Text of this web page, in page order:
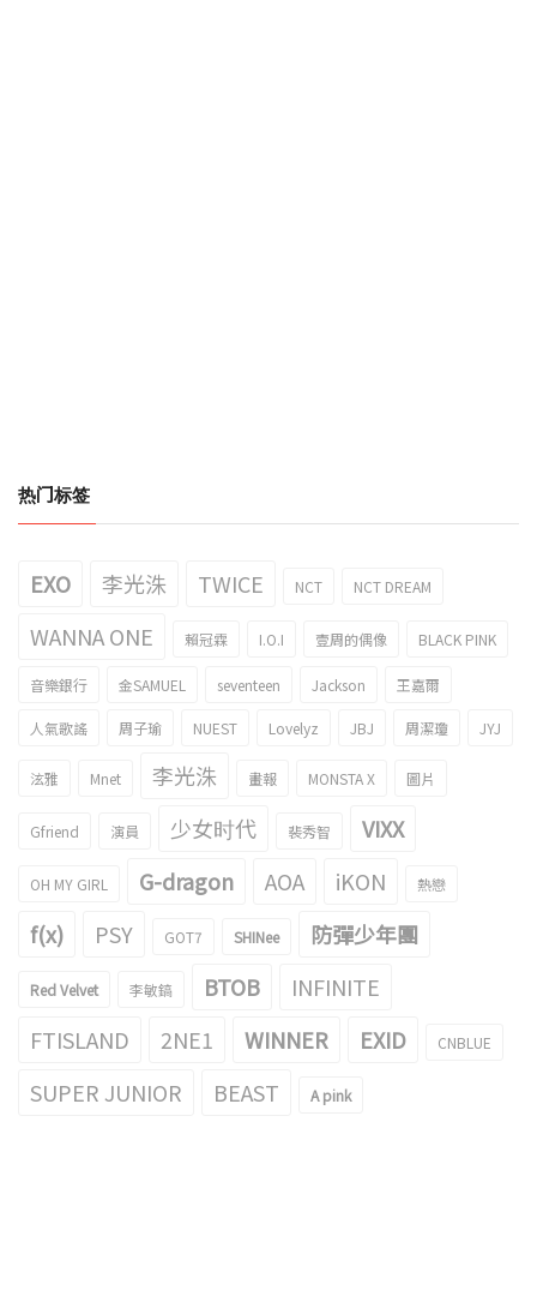
热门标签
EXO 李光洙 TWICE NCT NCT DREAM
WANNA ONE 賴冠霖 I.O.I 壹周的偶像 BLACK PINK
音樂銀行 金SAMUEL seventeen Jackson 王嘉爾
人氣歌謠 周子瑜 NUEST Lovelyz JBJ 周潔瓊 JYJ
泫雅 Mnet 李光洙 畫報 MONSTA X 圖片
Gfriend 演員 少女时代 裴秀智 VIXX
OH MY GIRL G-dragon AOA iKON 熱戀
f(x) PSY GOT7 SHINee 防彈少年團
Red Velvet 李敏鎬 BTOB
INFINITE
FTISLAND
2NE1 WINNER EXID CNBLUE
SUPER JUNIOR BEAST A pink